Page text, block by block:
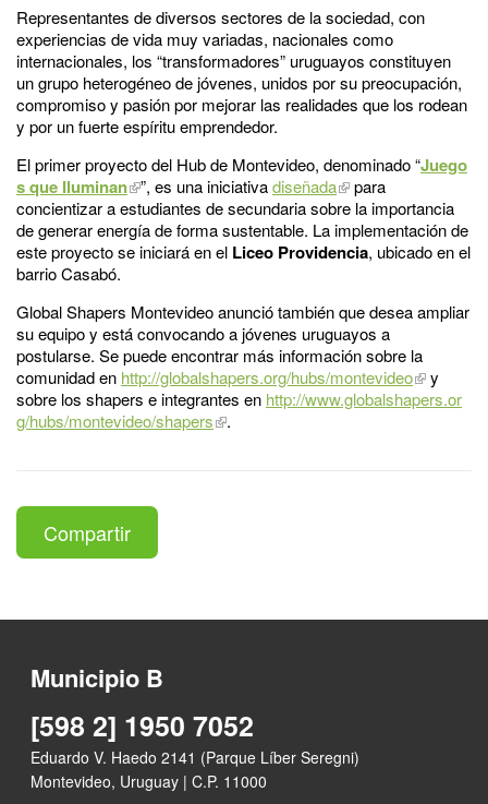
Representantes de diversos sectores de la sociedad, con
experiencias de vida muy variadas, nacionales como
internacionales, los “transformadores” uruguayos constituyen
un grupo heterogéneo de jóvenes, unidos por su preocupación,
compromiso y pasión por mejorar las realidades que los rodean
y por un fuerte espíritu emprendedor.
El primer proyecto del Hub de Montevideo, denominado “Juego
s que Iluminan ”, es una iniciativadiseñada
para
concientizar a estudiantes de secundaria sobre la importancia
de generar energía de forma sustentable. La implementación de
este proyecto se iniciará en el Liceo Providencia, ubicado en el
barrio Casabó.
Global Shapers Montevideo anunció también que desea ampliar
su equipo y está convocando a jóvenes uruguayos a
postularse. Se puede encontrar más información sobre la
comunidad en http://globalshapers.org/hubs/montevideo
y
sobre los shapers e integrantes en http://www.globalshapers.or
g/hubs/montevideo/shapers
.
Compartir
Municipio B
[598 2] 1950 7052
Eduardo V. Haedo 2141 (Parque Líber Seregni)
Montevideo, Uruguay | C.P. 11000